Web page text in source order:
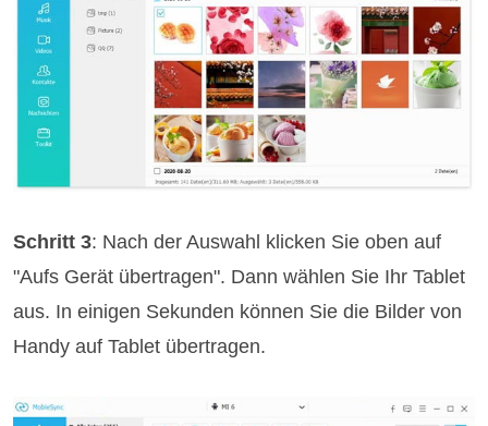
Schritt 3: Nach der Auswahl klicken Sie oben auf
"Aufs Gerät übertragen". Dann wählen Sie Ihr Tablet
aus. In einigen Sekunden können Sie die Bilder von
Handy auf Tablet übertragen.